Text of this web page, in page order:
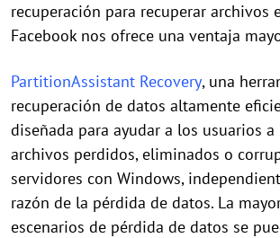
recuperación para recuperar archivos
Facebook nos ofrece una ventaja
PartitionAssistant Recovery, una
recuperación de datos altamente
diseñada para ayudar a los usuarios a
archivos perdidos, eliminados o
servidores con Windows,
razón de la pérdida de datos. La
escenarios de pérdida de datos se